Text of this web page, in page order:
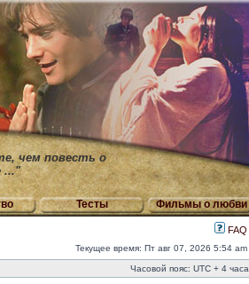
чем повесть о
..."
Тесты Фильмы о любви
FAQ
Текущее время: Пт авг 07, 2026 5:54 am
Часовой пояс: UTC + 4 часа